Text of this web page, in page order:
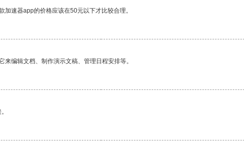
速器app的价格应该在50元以下才比较合理。
编辑文档、制作演示文稿、管理日程安排等。